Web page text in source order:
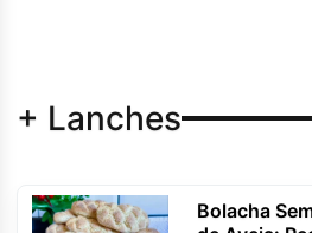
+ Lanches
Bolacha